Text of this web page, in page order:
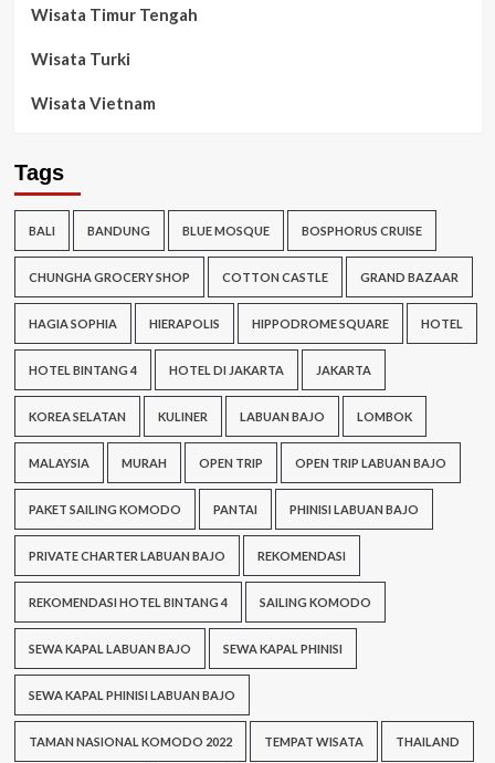
Wisata Timur Tengah
Wisata Turki
Wisata Vietnam
Tags
BALI BANDUNG BLUE MOSQUE BOSPHORUS CRUISE
CHUNGHA GROCERY SHOP COTTON CASTLE GRAND BAZAAR
HAGIA SOPHIA HIERAPOLIS HIPPODROME SQUARE HOTEL
HOTEL BINTANG 4 HOTEL DI JAKARTA JAKARTA
KOREA SELATAN KULINER LABUAN BAJO LOMBOK
MALAYSIA MURAH OPEN TRIP OPEN TRIP LABUAN BAJO
PAKET SAILING KOMODO PANTAI PHINISI LABUAN BAJO
PRIVATE CHARTER LABUAN BAJO REKOMENDASI
REKOMENDASI HOTEL BINTANG 4 SAILING KOMODO
SEWA KAPAL LABUAN BAJO SEWA KAPAL PHINISI
SEWA KAPAL PHINISI LABUAN BAJO
TAMAN NASIONAL KOMODO 2022 TEMPAT WISATA THAILAND